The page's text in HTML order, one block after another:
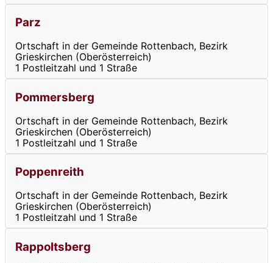
Parz
Ortschaft in der Gemeinde Rottenbach, Bezirk
Grieskirchen (Oberösterreich)
1 Postleitzahl und 1 Straße
Pommersberg
Ortschaft in der Gemeinde Rottenbach, Bezirk
Grieskirchen (Oberösterreich)
1 Postleitzahl und 1 Straße
Poppenreith
Ortschaft in der Gemeinde Rottenbach, Bezirk
Grieskirchen (Oberösterreich)
1 Postleitzahl und 1 Straße
Rappoltsberg